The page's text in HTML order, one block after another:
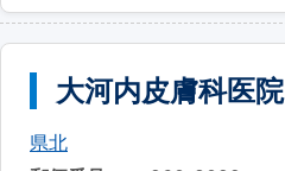
大河内皮膚科医院
県北